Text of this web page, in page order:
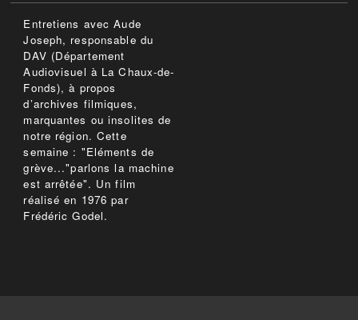
Entretiens avec Aude
Joseph, responsable du
DAV (Département
Audiovisuel à La Chaux-de-
Fonds), à propos
d’archives filmiques,
marquantes ou insolites de
notre région. Cette
semaine : "Eléments de
grève..."parlons la machine
est arrêtée". Un film
réalisé en 1976 par
Frédéric Godel.